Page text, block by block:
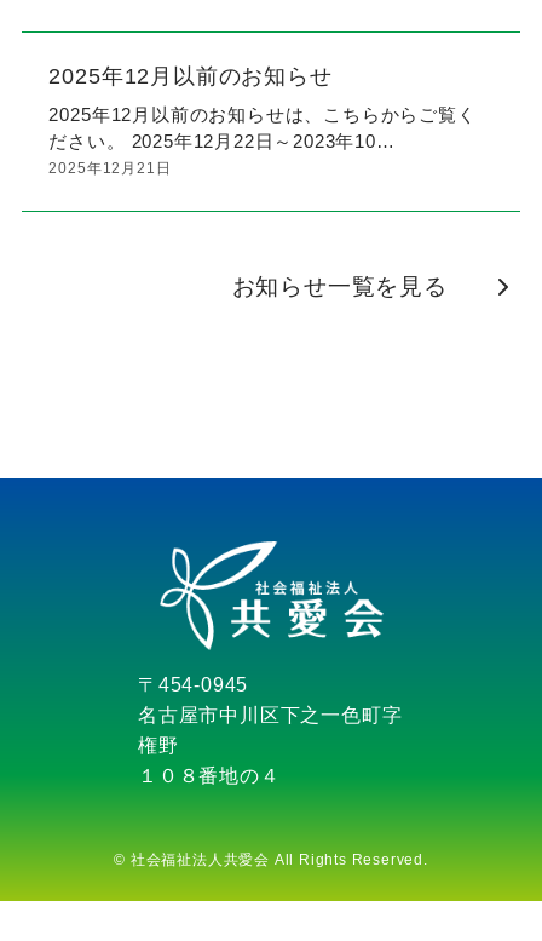
2025年12月以前のお知らせ
2025年12月以前のお知らせは、こちらからご覧く
ださい。 2025年12月22日～2023年10…
2025年12月21日
お知らせ一覧を見る
〒454-0945
名古屋市中川区下之一色町字
権野
１０８番地の４
© 社会福祉法人共愛会 All Rights Reserved.